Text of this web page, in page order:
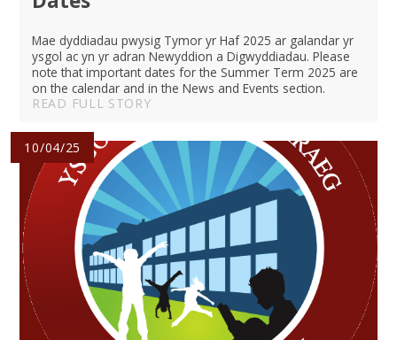
Mae dyddiadau pwysig Tymor yr Haf 2025 ar galandar yr
ysgol ac yn yr adran Newyddion a Digwyddiadau. Please
note that important dates for the Summer Term 2025 are
on the calendar and in the News and Events section.
READ FULL STORY
10/04/25